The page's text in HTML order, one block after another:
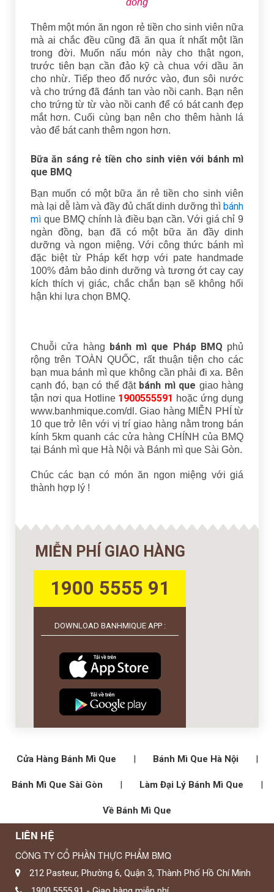
đồng
Thêm một món ăn ngon rẻ tiền cho sinh viên nữa
mà ai chắc đều cũng đã ăn qua ít nhất một lần
trong đời. Muốn nấu món này cho thật ngon,
trước tiên bạn cần đảo kỹ cà chua với dầu ăn
cho nhừ. Tiếp theo đổ nước vào, đun sôi nước
và cho trứng đã đánh tan vào nồi canh. Bạn nên
cho trứng từ từ vào nồi canh để có bát canh đẹp
mắt hơn. Cuối cùng bạn nên cho thêm hành lá
vào để bát canh thêm ngon hơn.
Bữa ăn sáng rẻ tiền cho sinh viên với bánh mì
que BMQ
Bạn muốn có một bữa ăn rẻ tiền cho sinh viên
mà lại dễ làm và đầy đủ chất dinh dưỡng thì bánh
mì que BMQ chính là điều bạn cần. Với giá chỉ 9
ngàn đồng, bạn đã có một bữa ăn đầy dinh
dưỡng và ngon miệng. Với công thức bánh mì
đặc biệt từ Pháp kết hợp với pate handmade
100% đảm bảo dinh dưỡng và tương ớt cay cay
kích thích vị giác, chắc chắn bạn sẽ không hối
hận khi lựa chọn BMQ.
Chuỗi cửa hàng bánh mì que Pháp BMQ phủ
rộng trên TOÀN QUỐC, rất thuận tiện cho các
bạn mua bánh mì que không cần phải đi xa. Bên
cạnh đó, bạn có thể đặt bánh mì que giao hàng
tận nơi qua Hotline 1900555591 hoặc ứng dụng
www.banhmique.com/dl. Giao hàng MIỄN PHÍ từ
10 que trở lên với vị trí giao hàng nằm trong bán
kính 5km quanh các cửa hàng CHÍNH của BMQ
tại Bánh mì que Hà Nội và Bánh mì que Sài Gòn.
Chúc các bạn có món ăn ngon miệng với giá
thành hợp lý !
MIỄN PHÍ GIAO HÀNG
1900 5555 91
DOWNLOAD BANHMIQUE APP :
Cửa Hàng Bánh Mì Que | Bánh Mì Que Hà Nội |
Bánh Mì Que Sài Gòn | Làm Đại Lý Bánh Mì Que |
Về Bánh Mì Que
LIÊN HỆ
CÔNG TY CỔ PHẦN THỰC PHẨM BMQ
212 Pasteur, Phường 6, Quận 3, Thành Phố Hồ Chí Minh